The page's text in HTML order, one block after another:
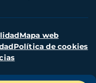
Mapa web
Política de cookies